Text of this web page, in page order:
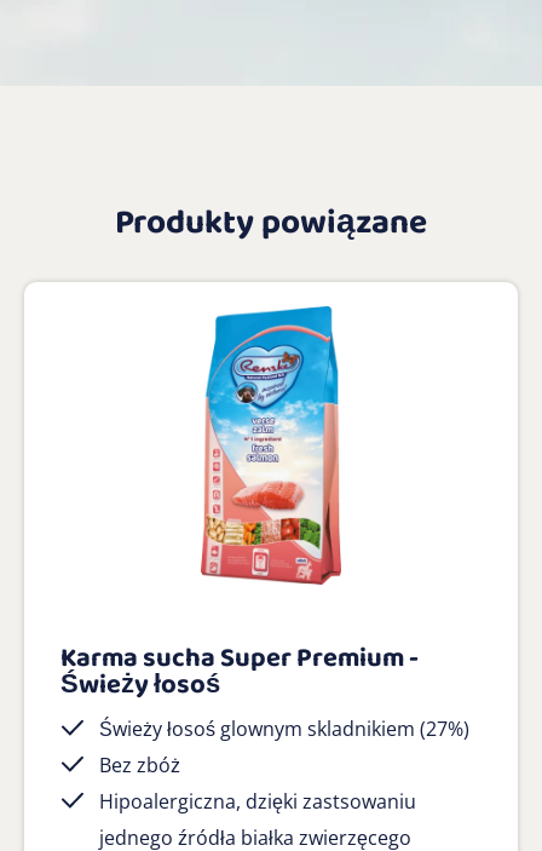
Produkty powiązane
Karma sucha Super Premium -
Świeży łosoś
Świeży łosoś glownym skladnikiem (27%)
Bez zbóż
Hipoalergiczna, dzięki zastsowaniu
jednego źródła białka zwierzęcego